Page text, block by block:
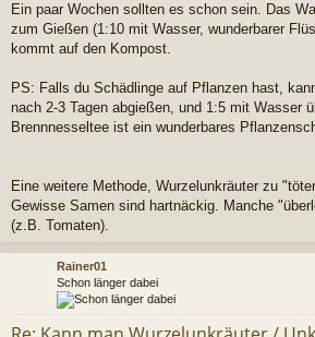
Ein paar Wochen sollten es schon sein. Das
zum Gießen (1:10 mit Wasser, wunderbarer
kommt auf den Kompost.
PS: Falls du Schädlinge auf Pflanzen hast,
nach 2-3 Tagen abgießen, und 1:5 mit Wasser
Brennnesseltee ist ein wunderbares
Eine weitere Methode, Wurzelunkräuter zu
Gewisse Samen sind hartnäckig. Manche
(z.B. Tomaten).
Rainer01
Schon länger dabei